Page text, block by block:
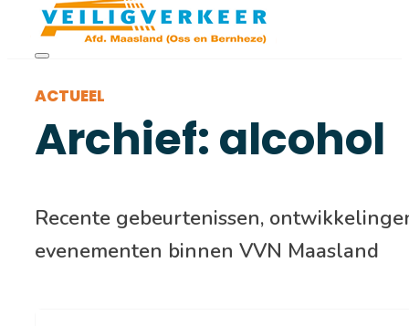
ACTUEEL
Archief: alcohol
Recente gebeurtenissen,
evenementen binnen VVN Maasland